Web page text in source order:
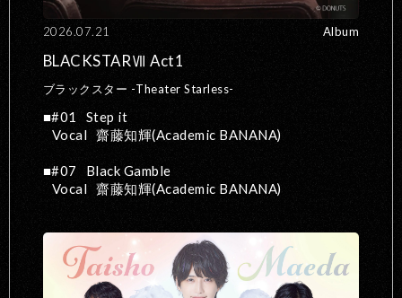
2026.07.21 Album
BLACKSTARⅦ Act1
ブラックスター -Theater Starless-
#01
Step it
Vocal 齋藤知輝(Academic BANANA)
#07
Black Gamble
Vocal 齋藤知輝(Academic BANANA)